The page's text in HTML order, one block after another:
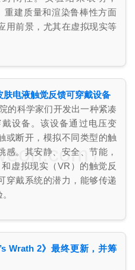
重建质量和渲染鲁棒性方面
用前景，尤其在虚拟现实等
电液触觉反馈可穿戴设备
的科学家们开发出一种紧凑
设备。该设备通过电压变
或断开，模拟不同类型的触
感。其安静、安全、节能，
虚拟现实（VR）的触觉反
穿戴系统的潜力，能够传递
Wrath 2》最终更新，并筹
）